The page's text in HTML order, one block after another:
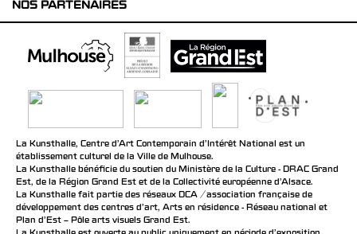
NOS PARTENAIRES
La Kunsthalle, Centre d’Art Contemporain d’Intérêt National est un
établissement culturel de la Ville de Mulhouse.
La Kunsthalle bénéficie du soutien du Ministère de la Culture - DRAC Grand
Est, de la Région Grand Est et de la Collectivité européenne d’Alsace.
La Kunsthalle fait partie des réseaux DCA / association française de
développement des centres d'art, Arts en résidence - Réseau national et
Plan d’Est – Pôle arts visuels Grand Est.